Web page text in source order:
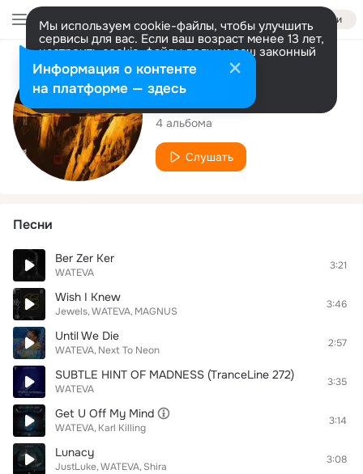
Войти
Мы используем cookie-файлы, чтобы улучшить
сервисы для вас. Если ваш возраст менее 13 лет,
настроить cookie-файлы должен ваш законный
представитель. Больше информации
Разрешить все Настроить
Исполнитель
WATEVA
4 альбома
Слушать
Песни
Ber Zer Ker
WATEVA
3:21
Wish I Knew
Jewels WATEVA MAGNUS
3:46
Until We Die
WATEVA Next To Neon
2:57
SUBTLE HINT OF MADNESS (TranceLine 272)
WATEVA
3:35
Get U Off My Mind
WATEVA Karl Killing
3:14
Lunacy
JustLuke WATEVA Shira
3:08
Информация о контенте
на платформе — здесь